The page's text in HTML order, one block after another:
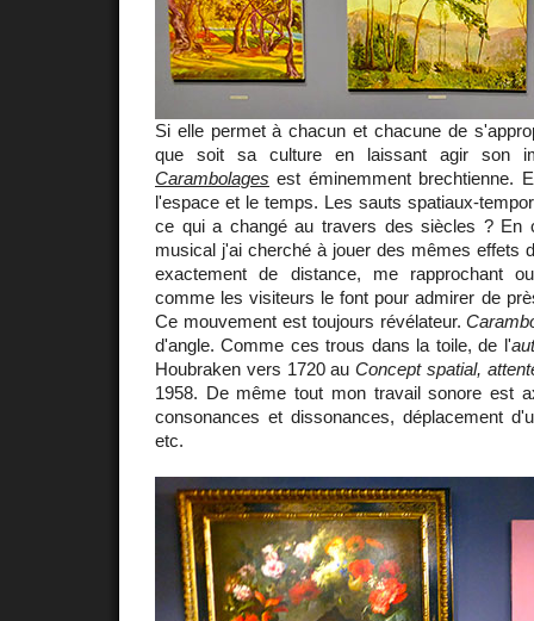
Si elle permet à chacun et chacune de
que soit sa culture en laissant agir son
Carambolages est éminemment brechtienne.
l'espace et le temps. Les sauts spatiaux-
ce qui a changé au travers des siècles ? En
musical j'ai cherché à jouer des mêmes effets
exactement de distance, me rapprochant
comme les visiteurs le font pour admirer de
Ce mouvement est toujours révélateur.
d'angle. Comme ces trous dans la toile, de l'
Houbraken vers 1720 auConcept spatial,
1958. De même tout mon travail sonore est
consonances et dissonances, déplacement
etc.